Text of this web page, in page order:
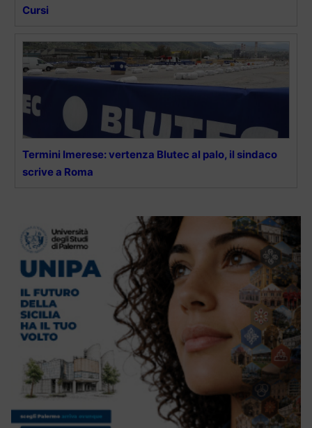
Cursi
Termini Imerese: vertenza Blutec al palo, il sindaco
scrive a Roma